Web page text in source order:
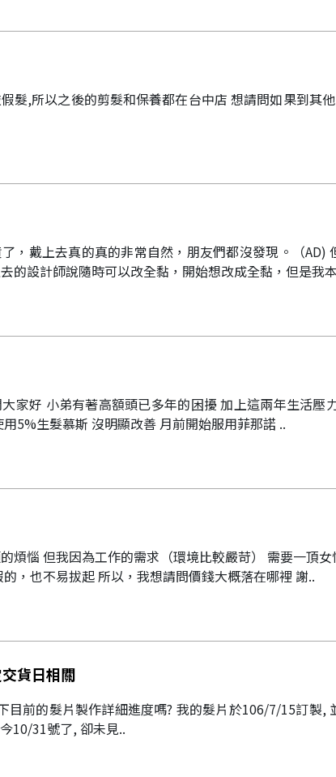
髮,所以之後的剪髮和保養都在台中店 想請問如果到其
，戴上去真的真的非常自然，朋友們都沒發現。（AD)
的設計師說隨時可以改全黏，開始想改成全黏，但是我
家好 小弟有著高額頭已多年的困擾 加上這兩年生活壓
5%生髮慕斯 沒明顯改善 月前開始服用菲那諾 ..
煩惱 但我因為工作的需求（環境比較嚴苛） 需要一頂
，也不易拔起 所以，我想請問價錢大概落在哪裡 謝..
貨日相關
? 我的髮片於106/7/15訂製, 並於契約書紅單上寫的預定交貨
10/30 但如今10/31號了, 卻未見..